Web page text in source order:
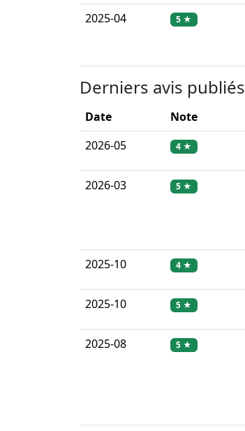
2025-04
5 ★
Derniers avis publiés
Date Note
2026-05
4 ★
2026-03 5 ★
2025-10
4 ★
2025-10 5 ★
2025-08 5 ★